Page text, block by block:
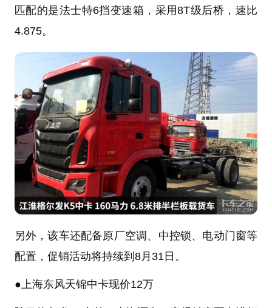
匹配的是法士特6挡变速箱，采用8T级后桥，速比
4.875。
另外，该车还配备原厂空调、中控锁、电动门窗等
配置，促销活动将持续到8月31日。
● 上海东风天锦中卡现价12万